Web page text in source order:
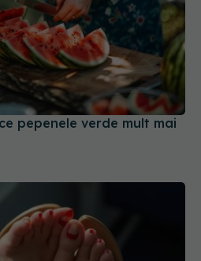
pepenele verde mult mai